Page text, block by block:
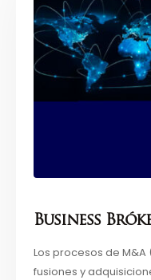
Business
Los procesos de
fusiones y